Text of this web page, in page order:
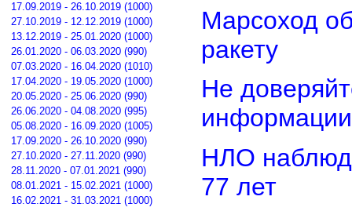
17.09.2019 - 26.10.2019 (1000)
27.10.2019 - 12.12.2019 (1000)
13.12.2019 - 25.01.2020 (1000)
26.01.2020 - 06.03.2020 (990)
07.03.2020 - 16.04.2020 (1010)
17.04.2020 - 19.05.2020 (1000)
20.05.2020 - 25.06.2020 (990)
26.06.2020 - 04.08.2020 (995)
05.08.2020 - 16.09.2020 (1005)
17.09.2020 - 26.10.2020 (990)
27.10.2020 - 27.11.2020 (990)
28.11.2020 - 07.01.2021 (990)
08.01.2021 - 15.02.2021 (1000)
16.02.2021 - 31.03.2021 (1000)
Марсоход
ракету
Не
информации
НЛО
77 лет